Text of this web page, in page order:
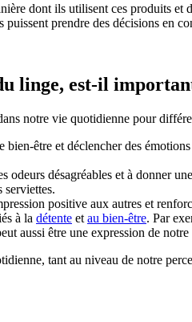
dont ils utilisent ces produits
prendre des décisions en
linge, est-il
notre vie quotidienne pour
bien-être et déclencher des
odeurs désagréables et à donner
serviettes.
positive aux autres et
à la détente et au bien-être. Par
aussi être une expression de notre
tant au niveau de notre